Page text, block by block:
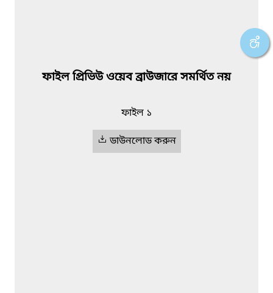
ফাইল প্রিভিউ ওয়েব ব্রাউজারে সমর্থিত নয়
ফাইল ১
ডাউনলোড করুন